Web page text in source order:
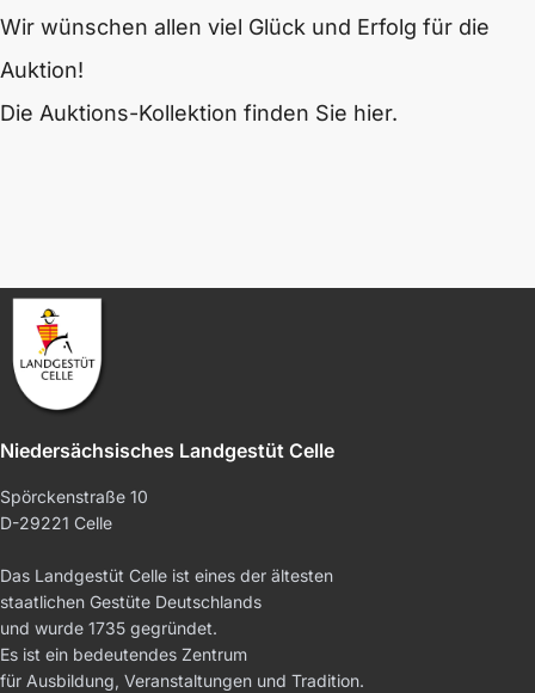
Wir wünschen allen viel Glück und Erfolg für die
Auktion!
Die Auktions-Kollektion finden Sie hier.
Niedersächsisches Landgestüt Celle
Spörckenstraße 10
D-29221 Celle
Das Landgestüt Celle ist eines der ältesten
staatlichen Gestüte Deutschlands
und wurde 1735 gegründet.
Es ist ein bedeutendes Zentrum
für Ausbildung, Veranstaltungen und Tradition.